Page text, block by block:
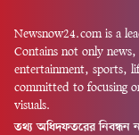
Newsnow24.com is a
Contains not only
entertainment, sports,
committed to focusing
visuals.
তথ্য অধিদফতরের নিবন্ধন